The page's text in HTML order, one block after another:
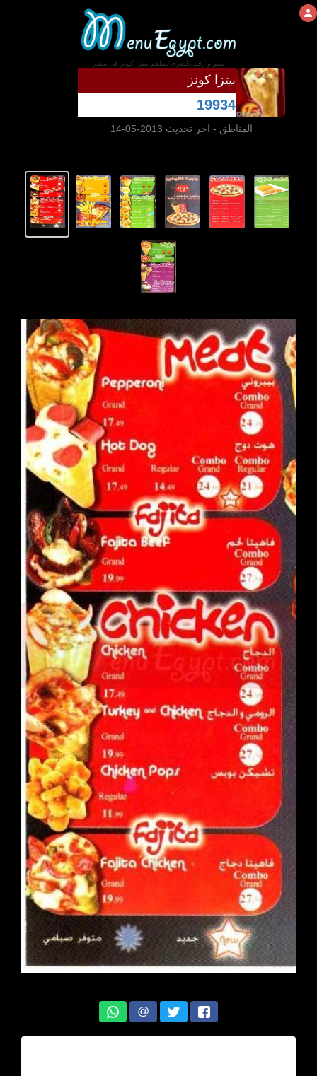
منيو و رقم دليفرى مطعم بيتزا كونز فى مصر
بيتزا كونز
19934
المناطق - اخر تحديث 2013-05-14
@